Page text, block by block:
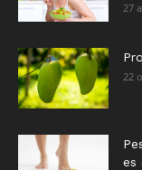
27
22
es